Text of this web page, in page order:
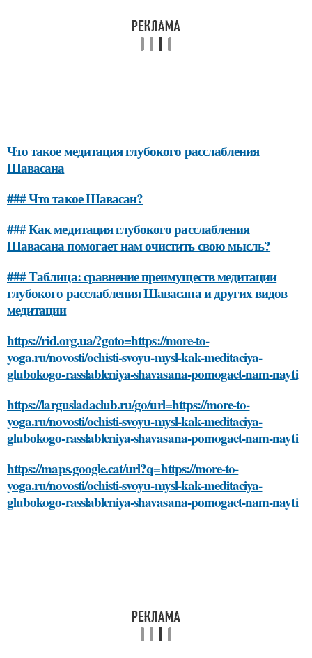
Что такое медитация глубокого расслабления
Шавасана
### Что такое Шавасан?
### Как медитация глубокого расслабления
Шавасана помогает нам очистить свою мысль?
### Таблица: сравнение преимуществ медитации
глубокого расслабления Шавасана и других видов
медитации
https://rid.org.ua/?goto=https://more-to-
yoga.ru/novosti/ochisti-svoyu-mysl-kak-meditaciya-
glubokogo-rasslableniya-shavasana-pomogaet-nam-nayti
https://largusladaclub.ru/go/url=https://more-to-
yoga.ru/novosti/ochisti-svoyu-mysl-kak-meditaciya-
glubokogo-rasslableniya-shavasana-pomogaet-nam-nayti
https://maps.google.cat/url?q=https://more-to-
yoga.ru/novosti/ochisti-svoyu-mysl-kak-meditaciya-
glubokogo-rasslableniya-shavasana-pomogaet-nam-nayti